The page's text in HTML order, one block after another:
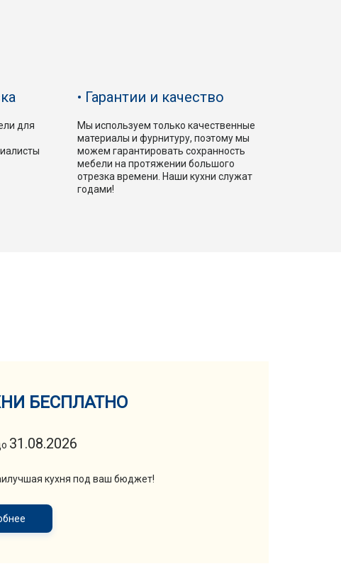
для
Гарантии и качество
Мы используем только качественные
материалы и фурнитуру, поэтому мы
можем гарантировать сохранность
мебели на протяжении большого
отрезка времени. Наши кухни служат
годами!
БЕСПЛАТНО
31.08.2026
кухня под ваш бюджет!